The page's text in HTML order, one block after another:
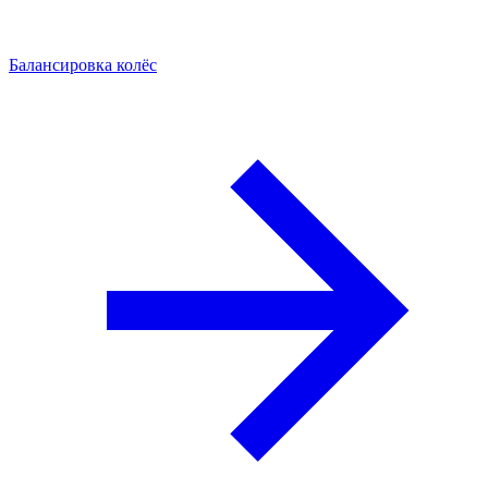
Балансировка колёс